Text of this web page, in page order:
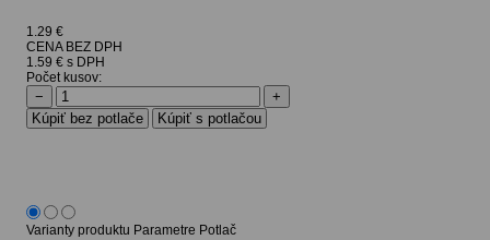
1.29 €
CENA BEZ DPH
1.59 € s DPH
Počet kusov:
− +
Varianty produktu Parametre Potlač